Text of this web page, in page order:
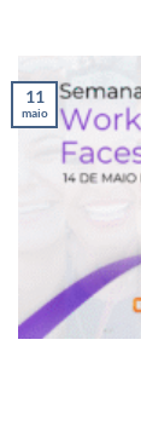
11
maio